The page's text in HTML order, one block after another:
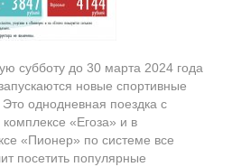
субботу до 30 марта 2024 года
новые спортивные
однодневная поездка с
«Егоза» и в
«Пионер» по системе все
посетить популярные